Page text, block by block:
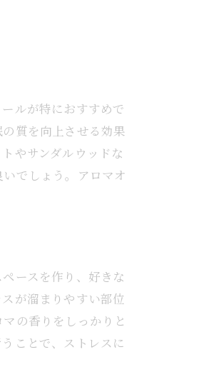
ルが特におすすめで
質を向上させる効果
やサンダルウッドな
でしょう。アロマオ
ースを作り、好きな
が溜まりやすい部位
の香りをしっかりと
ことで、ストレスに